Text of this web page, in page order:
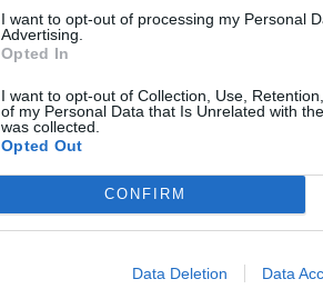
I want to opt-out of processing my Personal
Advertising.
Opted In
I want to opt-out of Collection, Use,
of my Personal Data that Is Unrelated with
was collected.
Opted Out
CONFIRM
Data Deletion Data